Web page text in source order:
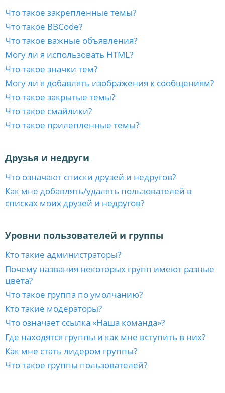
Что такое закрепленные темы?
Что такое BBCode?
Что такое важные объявления?
Могу ли я использовать HTML?
Что такое значки тем?
Могу ли я добавлять изображения к сообщениям?
Что такое закрытые темы?
Что такое смайлики?
Что такое прилепленные темы?
Друзья и недруги
Что означают списки друзей и недругов?
Как мне добавлять/удалять пользователей в
списках моих друзей и недругов?
Уровни пользователей и группы
Кто такие администраторы?
Почему названия некоторых групп имеют разные
цвета?
Что такое группа по умолчанию?
Кто такие модераторы?
Что означает ссылка «Наша команда»?
Где находятся группы и как мне вступить в них?
Как мне стать лидером группы?
Что такое группы пользователей?